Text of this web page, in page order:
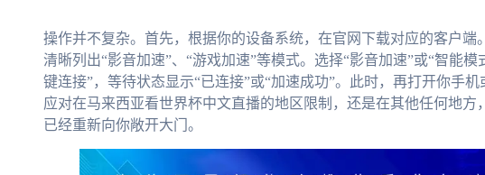
操作并不复杂。首先，根据你的设备系统，在官网下载对应的客户端
清晰列出“影音加速”、“游戏加速”等模式。选择“影音加速”或“智能
键连接”，等待状态显示“已连接”或“加速成功”。此时，再打开你手
应对在马来西亚看世界杯中文直播的地区限制，还是在其他任何地方
已经重新向你敞开大门。